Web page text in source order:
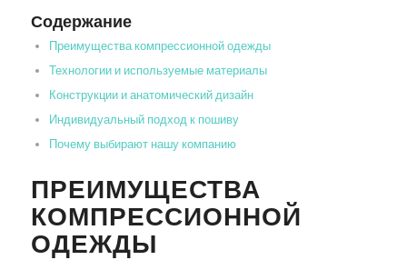
Содержание
Преимущества компрессионной одежды
Технологии и используемые материалы
Конструкции и анатомический дизайн
Индивидуальный подход к пошиву
Почему выбирают нашу компанию
ПРЕИМУЩЕСТВА
КОМПРЕССИОННОЙ
ОДЕЖДЫ